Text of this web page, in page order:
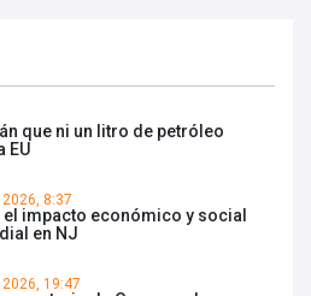
que ni un litro de petróleo
EU
8:37
el impacto económico y social
en NJ
19:47